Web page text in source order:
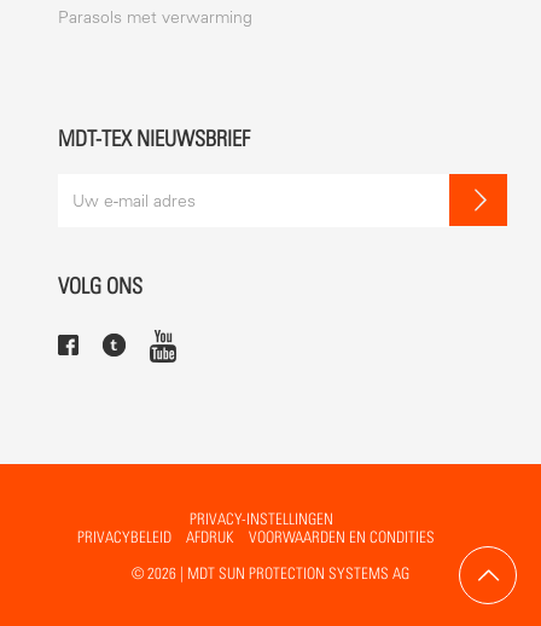
Parasols met verwarming
MDT-TEX NIEUWSBRIEF
VOLG ONS
PRIVACY-INSTELLINGEN
PRIVACYBELEID
AFDRUK
VOORWAARDEN EN CONDITIES
© 2026 | MDT SUN PROTECTION SYSTEMS AG